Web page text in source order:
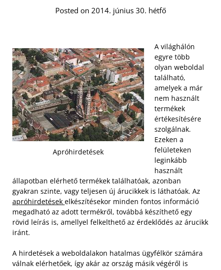
Posted on 2014. június 30. hétfő
Apróhirdetések
A világhálón
egyre több
olyan weboldal
található,
amelyek a már
nem használt
termékek
értékesítésére
szolgálnak.
Ezeken a
felületeken
leginkább
használt
állapotban elérhető termékek találhatóak, azonban
gyakran szinte, vagy teljesen új árucikkek is láthatóak. Az
apróhirdetések elkészítésekor minden fontos információ
megadható az adott termékről, továbbá készíthető egy
rövid leírás is, amellyel felkelthető az érdeklődés az árucikk
iránt.
A hirdetések a weboldalakon hatalmas ügyfélkör számára
válnak elérhetőek, így akár az ország másik végéről is